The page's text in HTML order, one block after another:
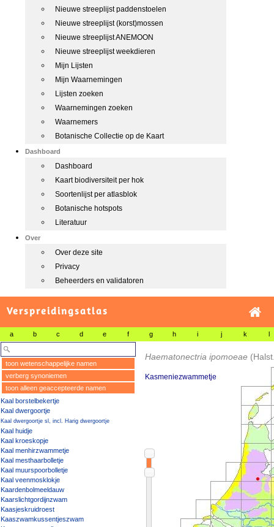
Nieuwe streeplijst paddenstoelen
Nieuwe streeplijst (korst)mossen
Nieuwe streeplijst ANEMOON
Nieuwe streeplijst weekdieren
Mijn Lijsten
Mijn Waarnemingen
Lijsten zoeken
Waarnemingen zoeken
Waarnemers
Botanische Collectie op de Kaart
Dashboard
Dashboard
Kaart biodiversiteit per hok
Soortenlijst per atlasblok
Botanische hotspots
Literatuur
Over
Over deze site
Privacy
Beheerders en validatoren
Verspreidingsatlas
a b c d e f g h i j k l
toon wetenschappelijke namen
verberg synoniemen
toon alleen geaccepteerde namen
Kaal borstelbekertje
Kaal dwergoortje
Kaal dwergoortje sl, incl. Harig dwergoortje
Kaal huidje
Kaal kroeskopje
Kaal menhirzwammetje
Kaal mesthaarbolletje
Kaal muurspoorbolletje
Kaal veenmosklokje
Kaardenbolmeeldauw
Kaarslichtgordijnzwam
Kaasjeskruidroest
Kaaszwamkussentjeszwam
Haematonectria ipomoeae
Kasmeniezwammetje